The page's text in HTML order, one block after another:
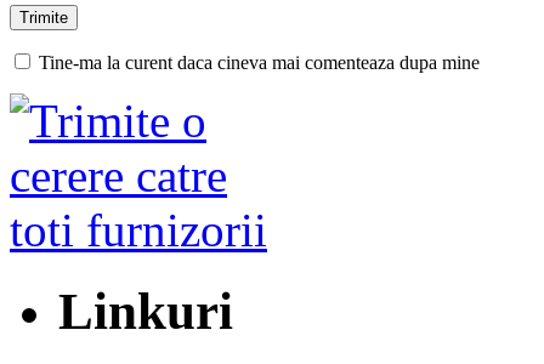
Tine-ma la curent daca cineva mai comenteaza dupa mine
Linkuri